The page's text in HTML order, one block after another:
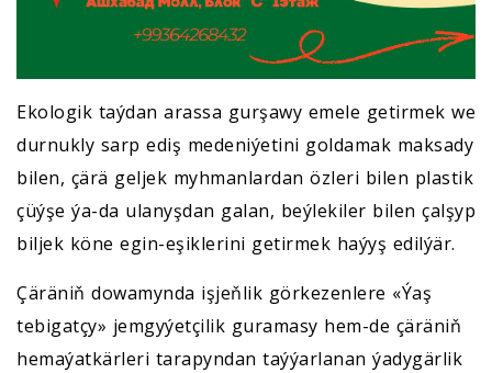
Ekologik taýdan arassa gurşawy emele getirmek we
durnukly sarp ediş medeniýetini goldamak maksady
bilen, çärä geljek myhmanlardan özleri bilen plastik
çüýşe ýa-da ulanyşdan galan, beýlekiler bilen çalşyp
biljek köne egin-eşiklerini getirmek haýyş edilýär.
Çäräniň dowamynda işjeňlik görkezenlere «Ýaş
tebigatçy» jemgyýetçilik guramasy hem-de çäräniň
hemaýatkärleri tarapyndan taýýarlanan ýadygärlik